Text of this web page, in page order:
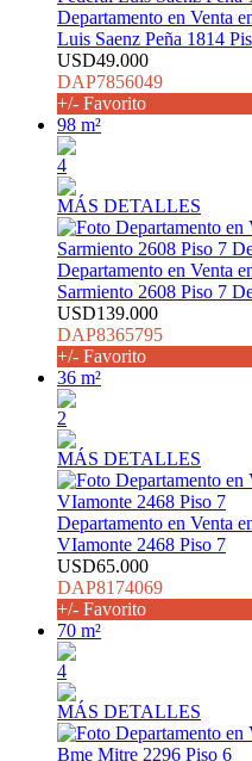
Departamento en Venta
Luis Saenz Peña 1814
USD49.000
DAP7856049
+/- Favorito
98 m²
4
MÁS DETALLES
Departamento en Venta
Sarmiento 2608 Piso 7
USD139.000
DAP8365795
+/- Favorito
36 m²
2
MÁS DETALLES
Departamento en Venta
VIamonte 2468 Piso 7
USD65.000
DAP8174069
+/- Favorito
70 m²
4
MÁS DETALLES